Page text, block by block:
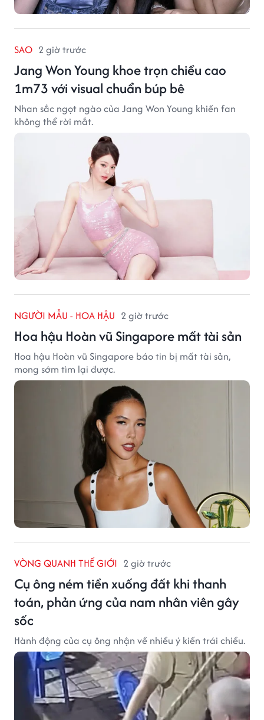
SAO 2 giờ trước
Jang Won Young khoe trọn chiều cao
1m73 với visual chuẩn búp bê
Nhan sắc ngọt ngào của Jang Won Young khiến fan
không thể rời mắt.
NGƯỜI MẪU - HOA HẬU 2 giờ trước
Hoa hậu Hoàn vũ Singapore mất tài sản
Hoa hậu Hoàn vũ Singapore báo tin bị mất tài sản,
mong sớm tìm lại được.
VÒNG QUANH THẾ GIỚI 2 giờ trước
Cụ ông ném tiền xuống đất khi thanh
toán, phản ứng của nam nhân viên gây
sốc
Hành động của cụ ông nhận về nhiều ý kiến trái chiều.